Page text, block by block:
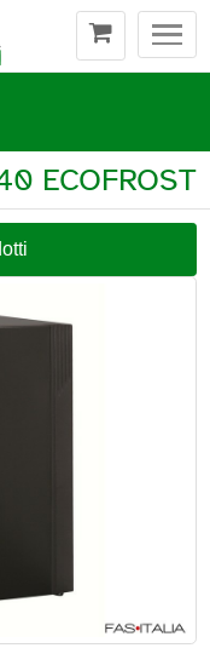
ECOFROST